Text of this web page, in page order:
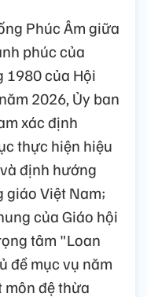
Phúc Âm giữa
phúc của
1980 của Hội
2026, Ủy ban
xác định
thực hiện hiệu
định hướng
giáo Việt Nam;
của Giáo hội
tâm "Loan
đề mục vụ năm
đệ thừa